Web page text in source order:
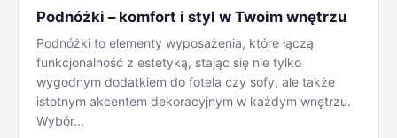
Podnóżki – komfort i styl w Twoim wnętrzu
Podnóżki to elementy wyposażenia, które łączą
funkcjonalność z estetyką, stając się nie tylko
wygodnym dodatkiem do fotela czy sofy, ale także
istotnym akcentem dekoracyjnym w każdym wnętrzu.
Wybór...